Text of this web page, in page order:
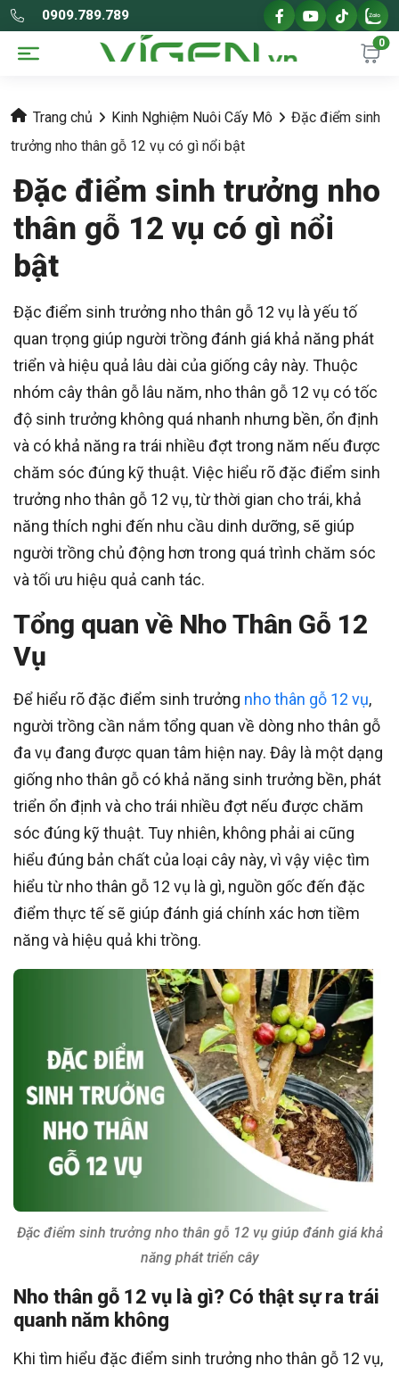
0909.789.789
0
Trang chủ Kinh Nghiệm Nuôi Cấy Mô
Đặc điểm sinh
trưởng nho thân gỗ 12 vụ có gì nổi bật
Đặc điểm sinh trưởng nho
thân gỗ 12 vụ có gì nổi
bật
Đặc điểm sinh trưởng nho thân gỗ 12 vụ là yếu tố
quan trọng giúp người trồng đánh giá khả năng phát
triển và hiệu quả lâu dài của giống cây này. Thuộc
nhóm cây thân gỗ lâu năm, nho thân gỗ 12 vụ có tốc
độ sinh trưởng không quá nhanh nhưng bền, ổn định
và có khả năng ra trái nhiều đợt trong năm nếu được
chăm sóc đúng kỹ thuật. Việc hiểu rõ đặc điểm sinh
trưởng nho thân gỗ 12 vụ, từ thời gian cho trái, khả
năng thích nghi đến nhu cầu dinh dưỡng, sẽ giúp
người trồng chủ động hơn trong quá trình chăm sóc
và tối ưu hiệu quả canh tác.
Tổng quan về Nho Thân Gỗ 12
Vụ
Để hiểu rõ đặc điểm sinh trưởng nho thân gỗ 12 vụ,
người trồng cần nắm tổng quan về dòng nho thân gỗ
đa vụ đang được quan tâm hiện nay. Đây là một dạng
giống nho thân gỗ có khả năng sinh trưởng bền, phát
triển ổn định và cho trái nhiều đợt nếu được chăm
sóc đúng kỹ thuật. Tuy nhiên, không phải ai cũng
hiểu đúng bản chất của loại cây này, vì vậy việc tìm
hiểu từ nho thân gỗ 12 vụ là gì, nguồn gốc đến đặc
điểm thực tế sẽ giúp đánh giá chính xác hơn tiềm
năng và hiệu quả khi trồng.
Đặc điểm sinh trưởng nho thân gỗ 12 vụ giúp đánh giá khả
năng phát triển cây
Nho thân gỗ 12 vụ là gì? Có thật sự ra trái
quanh năm không
Khi tìm hiểu đặc điểm sinh trưởng nho thân gỗ 12 vụ,